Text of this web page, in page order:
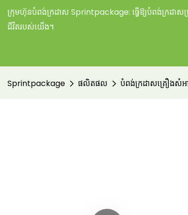
ក្រុមហ៊ុនបំពង់ក្រដាស Sprintpackage: ធ្វើឱ្យបំពង់ក្រដាស
ជីវិតរបស់យើង។
Sprintpackage ផលិតផល បំពង់ក្រដាសគ្រឿងសំអ